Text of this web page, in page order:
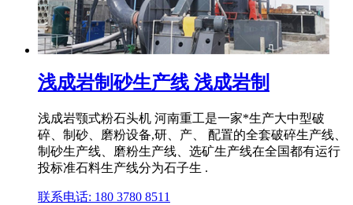
浅成岩制砂生产线 浅成岩制
浅成岩颚式粉石头机 河南重工是一家*生产大中型破
碎、制砂、磨粉设备,研、产、 配置的全套破碎生产线、
制砂生产线、磨粉生产线、选矿生产线在全国都有运行
投标准石料生产线分为石子生 .
联系电话: 180 3780 8511